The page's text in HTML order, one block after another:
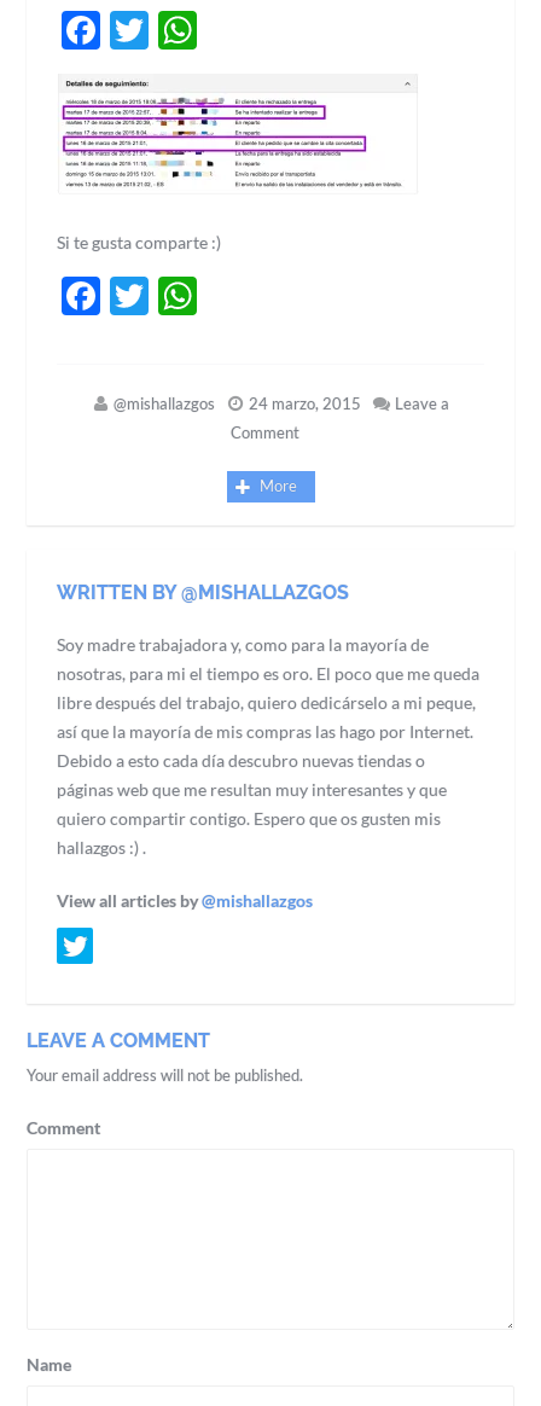
Facebook
Twitter
Si te gusta comparte :)
Facebook
Twitter
@mishallazgos 24 marzo, 2015
Leave a
Comment
More
WRITTEN BY @MISHALLAZGOS
Soy madre trabajadora y, como para la mayoría de
nosotras, para mi el tiempo es oro. El poco que me queda
libre después del trabajo, quiero dedicárselo a mi peque,
así que la mayoría de mis compras las hago por Internet.
Debido a esto cada día descubro nuevas tiendas o
páginas web que me resultan muy interesantes y que
quiero compartir contigo. Espero que os gusten mis
hallazgos :) .
View all articles by@mishallazgos
LEAVE A COMMENT
Your email address will not be published.
Comment
Name